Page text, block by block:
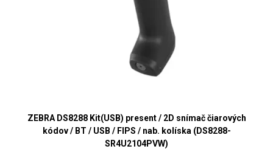
ZEBRA DS8288 Kit(USB) present / 2D snímač čiarových
kódov / BT / USB / FIPS / nab. kolíska (DS8288-
SR4U2104PVW)